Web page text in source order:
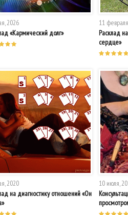
2026
«Кармический долг»
11
Расклад
сердце»
2020
на диагностику отношений «Он
10 июля,